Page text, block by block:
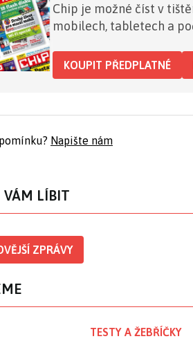
Chip je možné číst v
mobilech, tabletech a
KOUPIT PŘEDPLATNÉ
Napište nám
VÁM LÍBIT
ZPRÁVY
TESTY A ŽEBŘÍČKY